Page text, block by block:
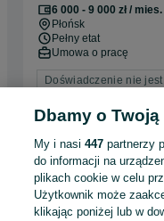
6 000 - 9 000 zł /
Płońsk
Pełny etat
Umowa o pracę
Doświadczenie nie
Pracownicy z
не
Odświeżono dnia 05
Dbamy o
My i nasi447 partnerzy
do informacji na
plikach cookie w celu
Użytkownik może
klikając poniżej lub w